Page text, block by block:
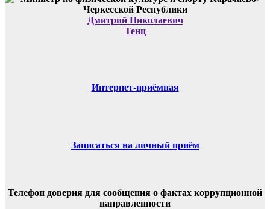
Дмитрий Николаевич
Тенц
Интернет-приёмная
Записаться на личный приём
Телефон доверия для сообщения о фактах коррупционной
направленности